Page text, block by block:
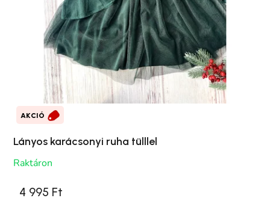
AKCIÓ
Lányos karácsonyi ruha tülllel
Raktáron
4 995 Ft